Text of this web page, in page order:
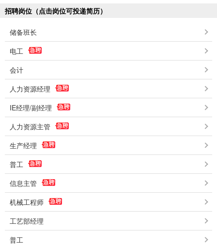
招聘岗位（点击岗位可投递简历）
储备班长
电工
会计
人力资源经理
IE经理/副经理
人力资源主管
生产经理
普工
信息主管
机械工程师
工艺部经理
普工